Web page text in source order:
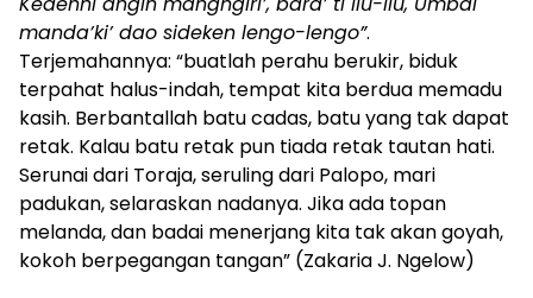
manda’ki’ dao sideken lengo-lengo”.
Terjemahannya: “buatlah perahu berukir, biduk
terpahat halus-indah, tempat kita berdua memadu
kasih. Berbantallah batu cadas, batu yang tak dapat
retak. Kalau batu retak pun tiada retak tautan hati.
Serunai dari Toraja, seruling dari Palopo, mari
padukan, selaraskan nadanya. Jika ada topan
melanda, dan badai menerjang kita tak akan goyah,
kokoh berpegangan tangan” (Zakaria J. Ngelow)